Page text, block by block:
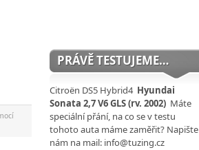
PRÁVĚ TESTUJEME…
Citroën DS5 Hybrid4 Hyundai
Sonata 2,7 V6 GLS (rv. 2002) Máte
speciální přání, na co se v testu
tohoto auta máme zaměřit? Napište
nám na mail: info@tuzing.cz